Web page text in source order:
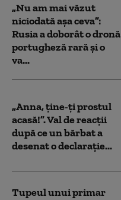
„Nu am mai văzut
niciodată așa ceva”:
Rusia a doborât o dronă
portugheză rară și o
va...
„Anna, ţine-ţi prostul
acasă!”. Val de reacții
după ce un bărbat a
desenat o declarație...
Tupeul unui primar